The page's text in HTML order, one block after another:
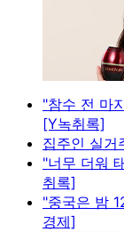
"참수 전 마
[Y녹취록]
집주인 실거
"너무 더워
취록]
"중국은 밤
경제]